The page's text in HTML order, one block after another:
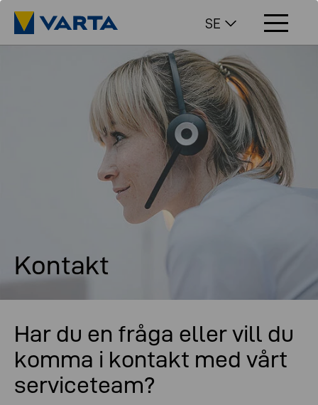
SE
Kontakt
Har du en fråga eller vill du
komma i kontakt med vårt
serviceteam?